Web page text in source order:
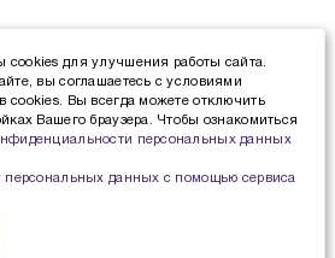
для улучшения работы сайта.
вы соглашаетесь с условиями
cookies. Вы всегда можете отключить
Вашего браузера. Чтобы ознакомиться
персональных данных
персональных данных с помощью сервиса